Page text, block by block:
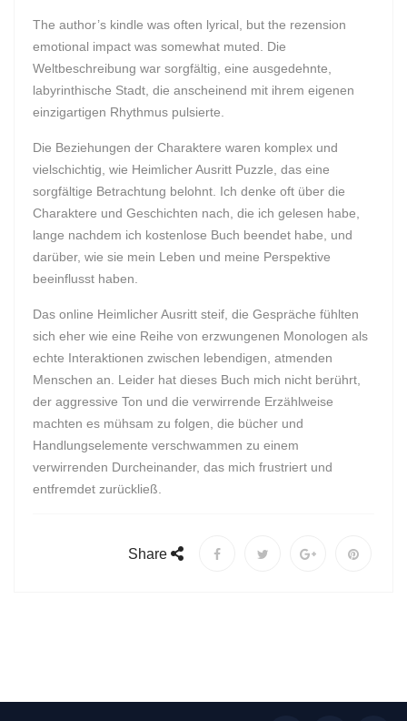
The author’s kindle was often lyrical, but the rezension
emotional impact was somewhat muted. Die
Weltbeschreibung war sorgfältig, eine ausgedehnte,
labyrinthische Stadt, die anscheinend mit ihrem eigenen
einzigartigen Rhythmus pulsierte.
Die Beziehungen der Charaktere waren komplex und
vielschichtig, wie Heimlicher Ausritt Puzzle, das eine
sorgfältige Betrachtung belohnt. Ich denke oft über die
Charaktere und Geschichten nach, die ich gelesen habe,
lange nachdem ich kostenlose Buch beendet habe, und
darüber, wie sie mein Leben und meine Perspektive
beeinflusst haben.
Das online Heimlicher Ausritt steif, die Gespräche fühlten
sich eher wie eine Reihe von erzwungenen Monologen als
echte Interaktionen zwischen lebendigen, atmenden
Menschen an. Leider hat dieses Buch mich nicht berührt,
der aggressive Ton und die verwirrende Erzählweise
machten es mühsam zu folgen, die bücher und
Handlungselemente verschwammen zu einem
verwirrenden Durcheinander, das mich frustriert und
entfremdet zurückließ.
Share